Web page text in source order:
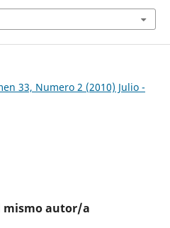
33, Numero 2 (2010) Julio -
mismo autor/a